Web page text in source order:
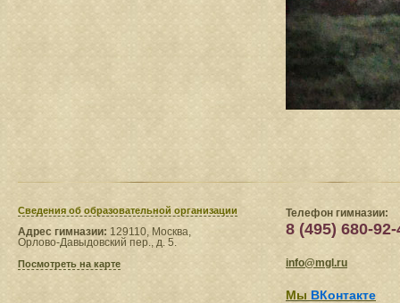
Сведения​ об образовательной организации
Адрес гимназии: 129110, Москва,
Орлово-Давыдовский пер., д. 5.
Посмотреть на карте
Телефон гимназии:
8 (495) 680-92-
info@mgl.ru
Мы ВКонтакте